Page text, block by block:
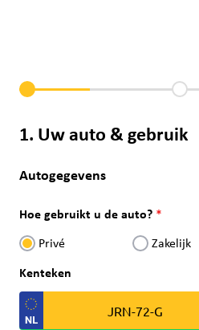
1. Uw auto & gebruik
Autogegevens
Hoe gebruikt u de auto?
Privé Zakelijk
Kenteken